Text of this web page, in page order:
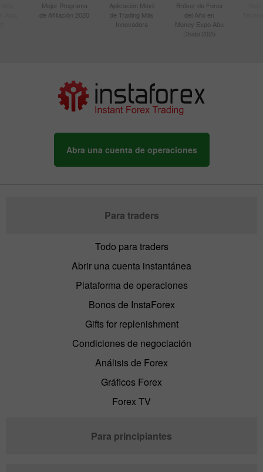
Mejor Programa
de Afiliación 2020
Aplicación Móvil
de Trading Más
Innovadora
Bróker de Forex
del Año en
Money Expo Abu
Dhabi 2025
Abra una cuenta de operaciones
Para traders
Todo para traders
Abrir una cuenta instantánea
Plataforma de operaciones
Bonos de InstaForex
Gifts for replenishment
Condiciones de negociación
Análisis de Forex
Gráficos Forex
Forex TV
Para principiantes